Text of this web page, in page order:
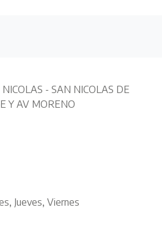
- SAN NICOLAS DE
Y AV MORENO
Jueves, Viernes